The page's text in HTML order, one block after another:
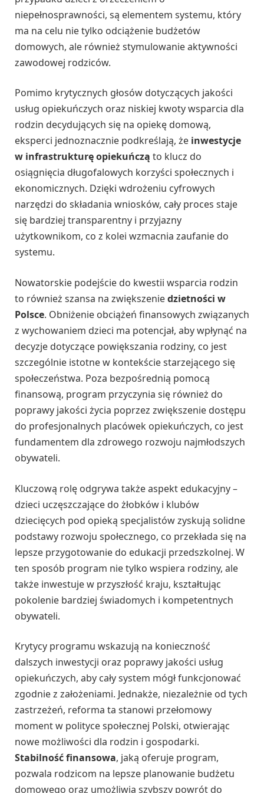
niepełnosprawności, są elementem systemu, który
ma na celu nie tylko odciążenie budżetów
domowych, ale również stymulowanie aktywności
zawodowej rodziców.
Pomimo krytycznych głosów dotyczących jakości
usług opiekuńczych oraz niskiej kwoty wsparcia dla
rodzin decydujących się na opiekę domową,
eksperci jednoznacznie podkreślają, że inwestycje
w infrastrukturę opiekuńczą to klucz do
osiągnięcia długofalowych korzyści społecznych i
ekonomicznych. Dzięki wdrożeniu cyfrowych
narzędzi do składania wniosków, cały proces staje
się bardziej transparentny i przyjazny
użytkownikom, co z kolei wzmacnia zaufanie do
systemu.
Nowatorskie podejście do kwestii wsparcia rodzin
to również szansa na zwiększeniedzietności w
Polsce. Obniżenie obciążeń finansowych związanych
z wychowaniem dzieci ma potencjał, aby wpłynąć na
decyzje dotyczące powiększania rodziny, co jest
szczególnie istotne w kontekście starzejącego się
społeczeństwa. Poza bezpośrednią pomocą
finansową, program przyczynia się również do
poprawy jakości życia poprzez zwiększenie dostępu
do profesjonalnych placówek opiekuńczych, co jest
fundamentem dla zdrowego rozwoju najmłodszych
obywateli.
Kluczową rolę odgrywa także aspekt edukacyjny –
dzieci uczęszczające do żłobków i klubów
dziecięcych pod opieką specjalistów zyskują solidne
podstawy rozwoju społecznego, co przekłada się na
lepsze przygotowanie do edukacji przedszkolnej. W
ten sposób program nie tylko wspiera rodziny, ale
także inwestuje w przyszłość kraju, kształtując
pokolenie bardziej świadomych i kompetentnych
obywateli.
Krytycy programu wskazują na konieczność
dalszych inwestycji oraz poprawy jakości usług
opiekuńczych, aby cały system mógł funkcjonować
zgodnie z założeniami. Jednakże, niezależnie od tych
zastrzeżeń, reforma ta stanowi przełomowy
moment w polityce społecznej Polski, otwierając
nowe możliwości dla rodzin i gospodarki.
Stabilność finansowa, jaką oferuje program,
pozwala rodzicom na lepsze planowanie budżetu
domowego oraz umożliwia szybszy powrót do